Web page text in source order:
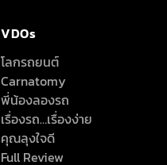
VDOs
โลกรถยนต์
Carnatomy
พี่น้องลองรถ
เรื่องรถ…เรื่องง่าย
คุณลุงใจดี
Full Review